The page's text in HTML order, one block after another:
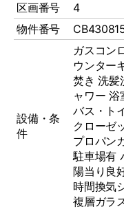
区画番号 4
物件番号
設備・条
件
ガスコン
ウンター
焚き 洗髪
ャワー 浴
バス・ト
クローゼ
プロパン
駐車場有
陽当り良
時間換気
複層ガラ